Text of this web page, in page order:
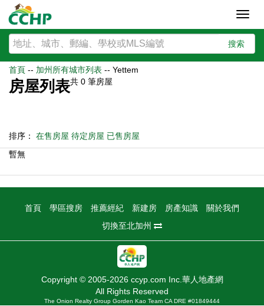
搜索
首頁 -- 加州所有城市列表 -- Yettem
房屋列表共 0 筆房屋
排序： 在售房屋 待定房屋 已售房屋
暫無
首頁 學區搜房 推薦經紀 新建房 房產知識
關於我們
切換至北加州
Copyright © 2005-2026 ccyp.com Inc.華人地產網
All Rights Reserved
The Onion Realty Group Gorden Kao Team CA DRE #01849444